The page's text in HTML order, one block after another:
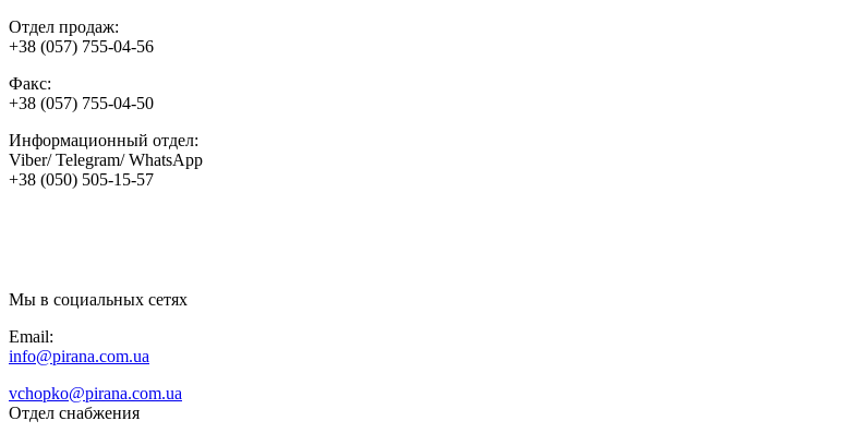
Отдел продаж:
+38 (057) 755-04-56
Факс:
+38 (057) 755-04-50
Информационный отдел:
Viber/ Telegram/ WhatsApp
+38 (050) 505-15-57
Мы в социальных сетях
Email:
info@pirana.com.ua
vchopko@pirana.com.ua
Отдел снабжения